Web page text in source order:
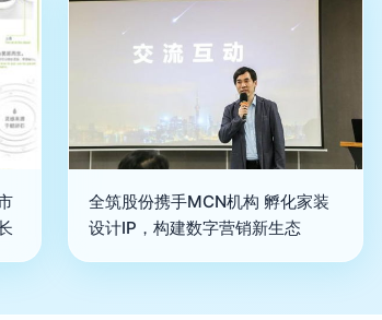
全筑股份携手MCN机构 孵化家装
设计IP，构建数字营销新生态